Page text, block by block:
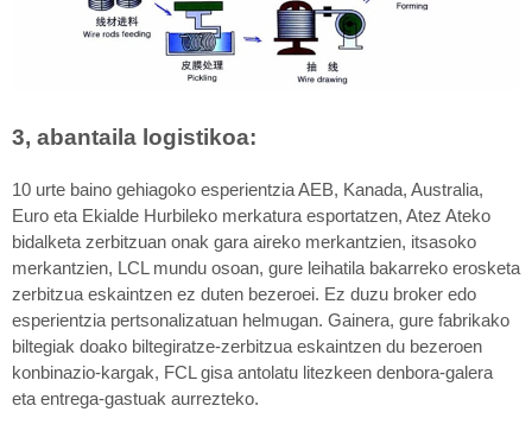
3, abantaila logistikoa:
10 urte baino gehiagoko esperientzia AEB, Kanada, Australia,
Euro eta Ekialde Hurbileko merkatura esportatzen, Atez Ateko
bidalketa zerbitzuan onak gara aireko merkantzien, itsasoko
merkantzien, LCL mundu osoan, gure leihatila bakarreko erosketa
zerbitzua eskaintzen ez duten bezeroei. Ez duzu broker edo
esperientzia pertsonalizatuan helmugan. Gainera, gure fabrikako
biltegiak doako biltegiratze-zerbitzua eskaintzen du bezeroen
konbinazio-kargak, FCL gisa antolatu litezkeen denbora-galera
eta entrega-gastuak aurrezteko.